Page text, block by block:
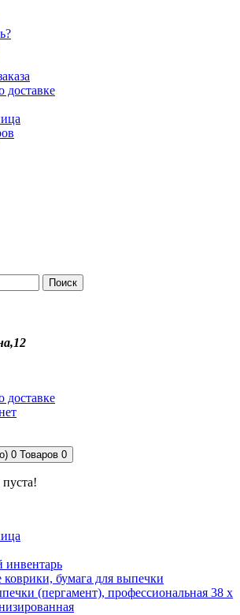
Поиск
0 Товаров 0
инвентарь
коврики, бумага для выпечки
(пергамент), профессиональная 38 х